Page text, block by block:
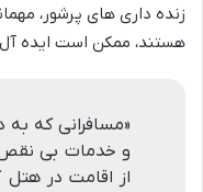
زنده داری های پرشور،
هستند، ممکن است ایده
«مسافرانی که به
و خدمات بی نقص
از اقامت در